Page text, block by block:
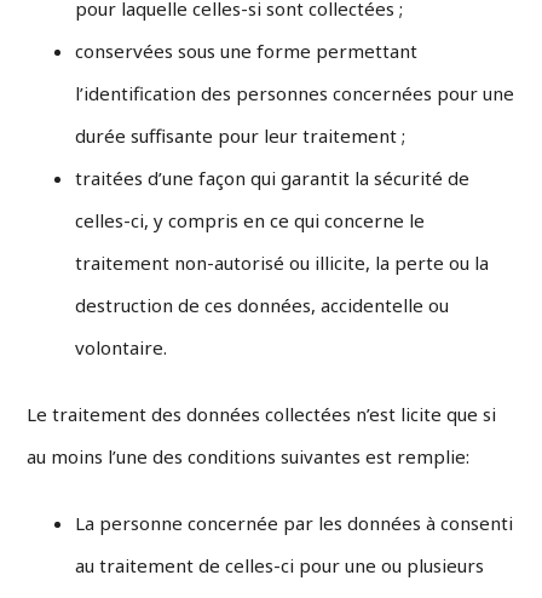
pour laquelle celles-si sont collectées ;
conservées sous une forme permettant
l’identification des personnes concernées pour une
durée suffisante pour leur traitement ;
traitées d’une façon qui garantit la sécurité de
celles-ci, y compris en ce qui concerne le
traitement non-autorisé ou illicite, la perte ou la
destruction de ces données, accidentelle ou
volontaire.
Le traitement des données collectées n’est licite que si
au moins l’une des conditions suivantes est remplie:
La personne concernée par les données à consenti
au traitement de celles-ci pour une ou plusieurs